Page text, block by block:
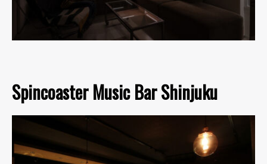
Spincoaster Music Bar Shinjuku